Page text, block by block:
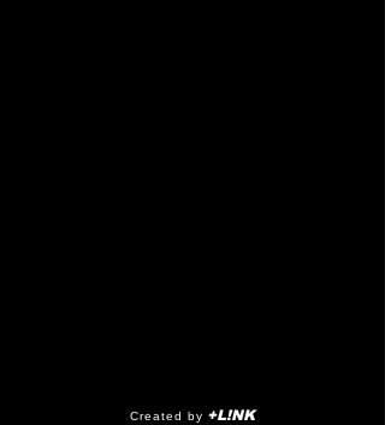
Created by +L!NK